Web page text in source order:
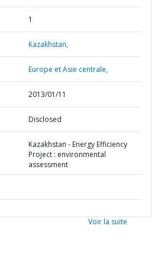
1
Kazakhstan,
Europe et Asie centrale,
2013/01/11
Disclosed
Kazakhstan - Energy Efficiency
Project : environmental
assessment
Voir la suite